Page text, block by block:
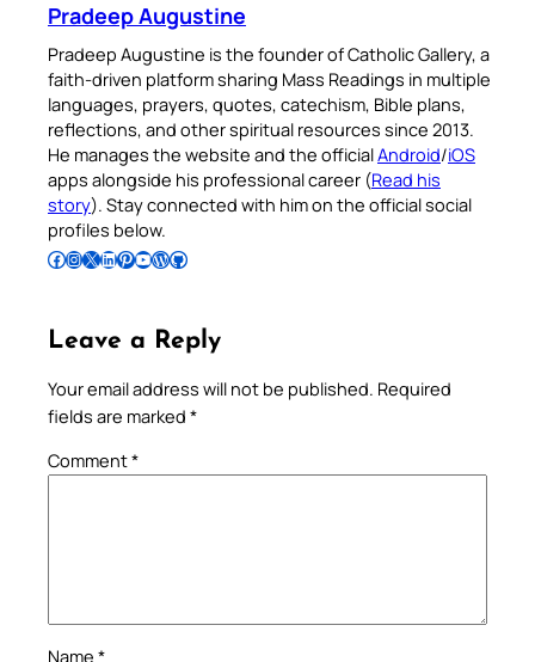
Pradeep Augustine
Pradeep Augustine is the founder of Catholic Gallery, a
faith-driven platform sharing Mass Readings in multiple
languages, prayers, quotes, catechism, Bible plans,
reflections, and other spiritual resources since 2013.
He manages the website and the officialAndroid/iOS
apps alongside his professional career (Read his
story). Stay connected with him on the official social
profiles below.
Follow Pradeep on Facebook Follow Pradeep on InstagramFollow Pradeep on X Follow Pradeep on LinkedIn Follow Pradeep on Pinterest Subscribe to Pradeep’s Youtube Channel Follow Pradeep on WordPress Follow Pradeep on GitHub
Leave a Reply
Your email address will not be published. Required
fields are marked *
Comment*
Name *